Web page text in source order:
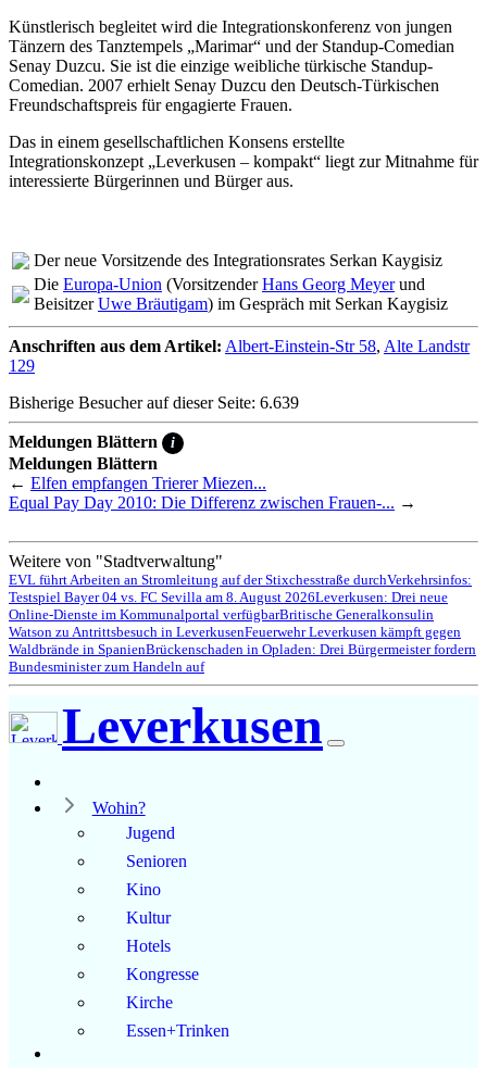
Künstlerisch begleitet wird die Integrationskonferenz von jungen
Tänzern des Tanztempels „Marimar“ und der Standup-Comedian
Senay Duzcu. Sie ist die einzige weibliche türkische Standup-
Comedian. 2007 erhielt Senay Duzcu den Deutsch-Türkischen
Freundschaftspreis für engagierte Frauen.
Das in einem gesellschaftlichen Konsens erstellte
Integrationskonzept „Leverkusen – kompakt“ liegt zur Mitnahme für
interessierte Bürgerinnen und Bürger aus.
Der neue Vorsitzende des Integrationsrates Serkan Kaygisiz
Die Europa-Union (VorsitzenderHans Georg Meyerund
BeisitzerUwe Bräutigam) im Gespräch mit Serkan Kaygisiz
Anschriften aus dem Artikel: Albert-Einstein-Str 58, Alte Landstr
129
Bisherige Besucher auf dieser Seite: 6.639
Meldungen Blättern i
Meldungen Blättern
← Elfen empfangen Trierer Miezen...
Equal Pay Day 2010: Die Differenz zwischen Frauen-... →
Weitere von "Stadtverwaltung"
EVL führt Arbeiten an Stromleitung auf der Stixchesstraße durchVerkehrsinfos:
Testspiel Bayer 04 vs. FC Sevilla am 8. August 2026Leverkusen: Drei neue
Online-Dienste im Kommunalportal verfügbarBritische Generalkonsulin
Watson zu Antrittsbesuch in LeverkusenFeuerwehr Leverkusen kämpft gegen
Waldbrände in SpanienBrückenschaden in Opladen: Drei Bürgermeister fordern
Bundesminister zum Handeln auf
Leverkusen
Wohin?
Jugend
Senioren
Kino
Kultur
Hotels
Kongresse
Kirche
Essen+Trinken